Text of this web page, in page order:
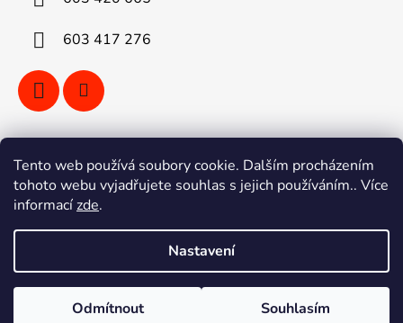
Tento web používá soubory cookie. Dalším procházením
tohoto webu vyjadřujete souhlas s jejich používáním.. Více
informacízde.
Nastavení
Odmítnout Souhlasím
603 417 276
Vyhledávání
Vytvořil Shoptet
Copyright 2026YOGI kola Ostrava. Všechna práva